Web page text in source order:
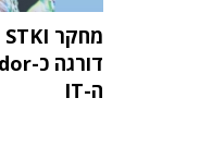
ה-IT